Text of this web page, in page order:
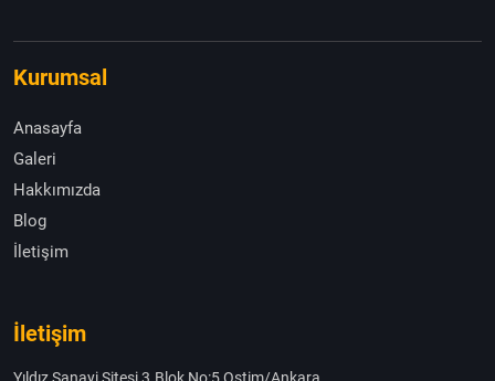
Kurumsal
Anasayfa
Galeri
Hakkımızda
Blog
İletişim
İletişim